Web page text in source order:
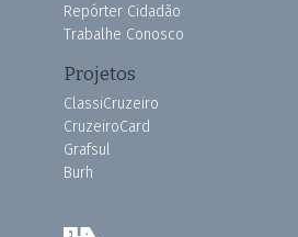
Repórter Cidadão
Trabalhe Conosco
Projetos
ClassiCruzeiro
CruzeiroCard
Grafsul
Burh